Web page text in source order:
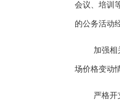
会议、培训
的公务活动
加强相
场价格变动
严格开